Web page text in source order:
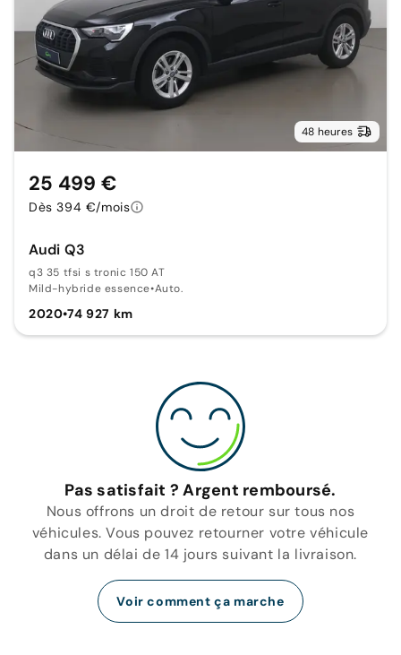
48 heures
Audi Q3
q3 35 tfsi s tronic 150 AT
Mild-hybride essence•Auto.
2020•74 927 km
25 499 €
Dès 394 €/mois
Pas satisfait ? Argent remboursé.
Nous offrons un droit de retour sur tous nos
véhicules. Vous pouvez retourner votre véhicule
dans un délai de 14 jours suivant la livraison.
Voir comment ça marche